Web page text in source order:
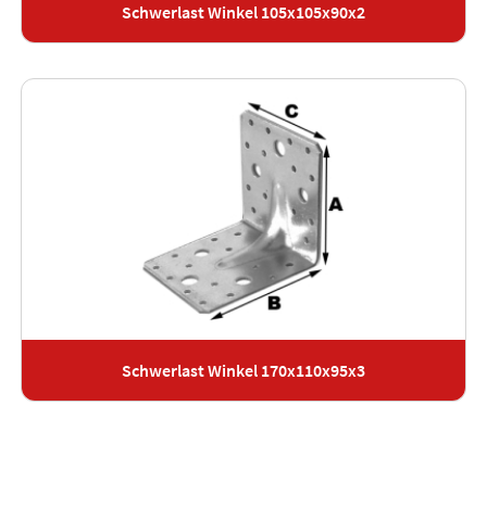
Schwerlast Winkel 105x105x90x2
Schwerlast Winkel 170x110x95x3